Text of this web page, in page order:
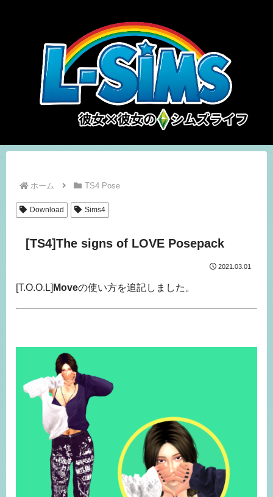
ホーム TS4 Pose
Download Sims4
[TS4]The signs of LOVE Posepack
2021.03.01
[T.O.O.L] Moveの使い方を追記しました。